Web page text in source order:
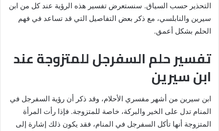
التحذير حسب السياق. سنستعرض تفسير هذه الرؤية عند كل من ابن
سيرين والنابلسي، مع ذكر بعض التفاصيل التي قد تساعد في فهم
الحلم بشكل أعمق.
تفسير حلم السفرجل للمتزوجة عند
ابن سيرين
ابن سيرين من أشهر مفسري الأحلام، وقد ذكر أن رؤية السفرجل في
المنام تدل على الخير والبركة، خاصة للمتزوجة. فإذا رأت المرأة
المتزوجة أنها تأكل السفرجل في المنام، فقد يكون ذلك إشارة إلى